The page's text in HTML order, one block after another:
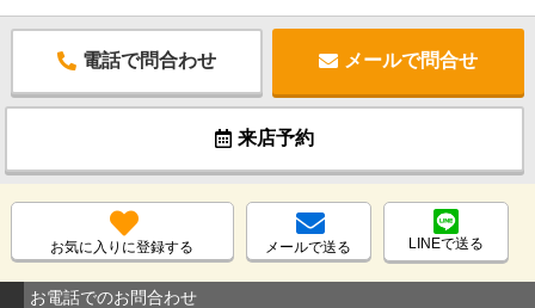
電話で問合わせ メールで問合せ
来店予約
お気に入りに登録する メールで送る LINEで送る
お電話でのお問合わせ